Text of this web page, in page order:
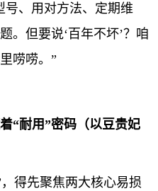
号、用对方法、定期维
。但要说‘百年不坏’？咱
唠唠。”
“耐用”密码（以豆贵妃
得先聚焦两大核心易损